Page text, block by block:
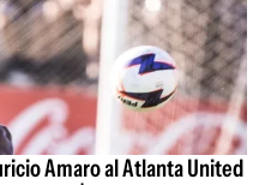
Amaro al Atlanta United